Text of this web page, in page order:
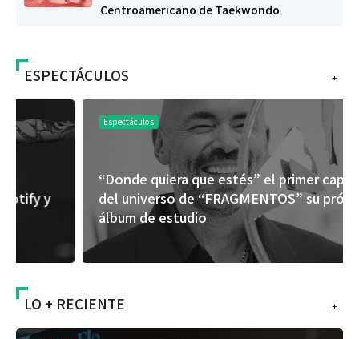
Centroamericano de Taekwondo
+
ESPECTÁCULOS
Espectáculos
“Donde quiera que estés” el primer capítulo
del universo de “FRAGMENTOS” su próximo
álbum de estudio
+
LO + RECIENTE